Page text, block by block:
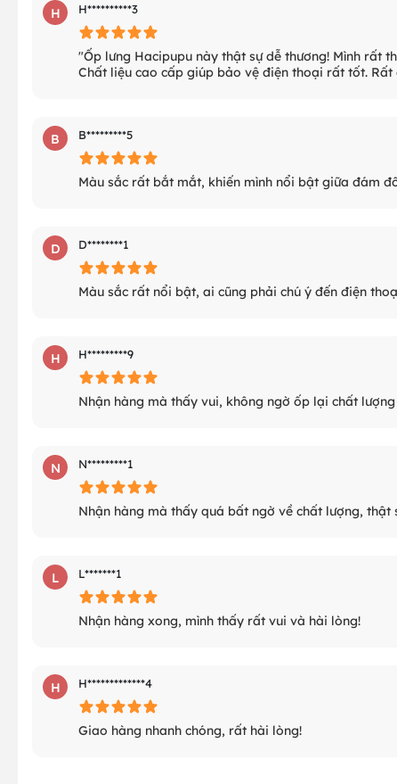
H H**********3
"Ốp lưng Hacipupu này thật sự dễ thương! Mình rất
Chất liệu cao cấp giúp bảo vệ điện thoại rất tốt. Rất
B B*********5
Màu sắc rất bắt mắt, khiến mình nổi bật giữa đám
D D********1
Màu sắc rất nổi bật, ai cũng phải chú ý đến điện
H H*********9
Nhận hàng mà thấy vui, không ngờ ốp lại chất
N N*********1
Nhận hàng mà thấy quá bất ngờ về chất lượng,
L L*******1
Nhận hàng xong, mình thấy rất vui và hài lòng!
H H*************4
Giao hàng nhanh chóng, rất hài lòng!